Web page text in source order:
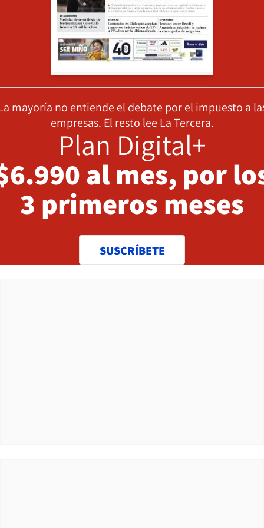
mayoría no entiende el debate por el impuesto a
empresas. El resto lee La Tercera.
Plan Digital+
al mes, por
3 primeros meses
SUSCRÍBETE